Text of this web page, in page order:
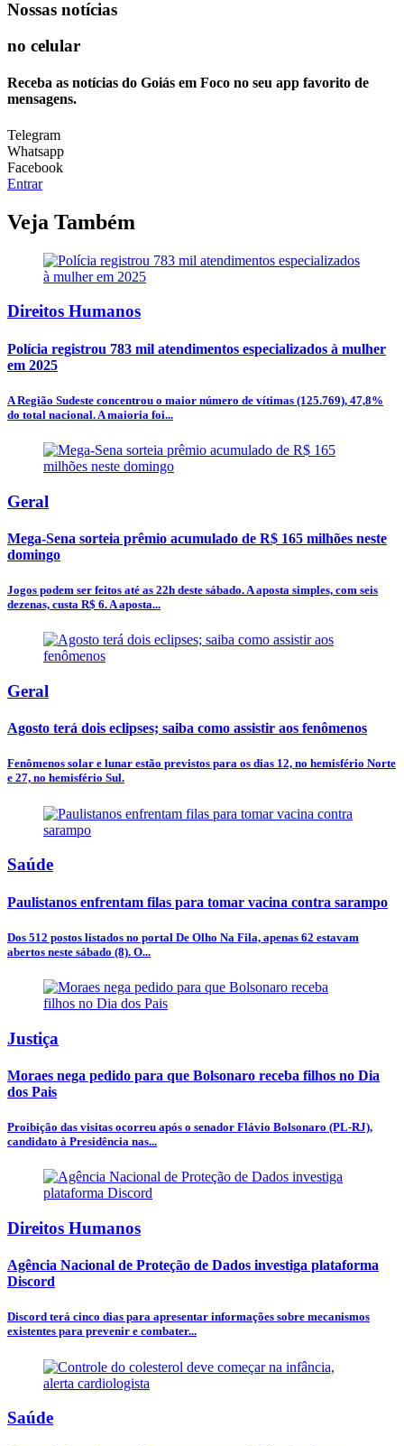
Nossas notícias
no celular
Receba as notícias do Goiás em Foco no seu app favorito de
mensagens.
Telegram
Whatsapp
Facebook
Entrar
Veja Também
Direitos Humanos
Polícia registrou 783 mil atendimentos especializados à mulher
em 2025
A Região Sudeste concentrou o maior número de vítimas (125.769), 47,8%
do total nacional. A maioria foi...
Geral
Mega-Sena sorteia prêmio acumulado de R$ 165 milhões neste
domingo
Jogos podem ser feitos até as 22h deste sábado. A aposta simples, com seis
dezenas, custa R$ 6. A aposta...
Geral
Agosto terá dois eclipses; saiba como assistir aos fenômenos
Fenômenos solar e lunar estão previstos para os dias 12, no hemisfério Norte
e 27, no hemisfério Sul.
Saúde
Paulistanos enfrentam filas para tomar vacina contra sarampo
Dos 512 postos listados no portal De Olho Na Fila, apenas 62 estavam
abertos neste sábado (8). O...
Justiça
Moraes nega pedido para que Bolsonaro receba filhos no Dia
dos Pais
Proibição das visitas ocorreu após o senador Flávio Bolsonaro (PL-RJ),
candidato à Presidência nas...
Direitos Humanos
Agência Nacional de Proteção de Dados investiga plataforma
Discord
Discord terá cinco dias para apresentar informações sobre mecanismos
existentes para prevenir e combater...
Saúde